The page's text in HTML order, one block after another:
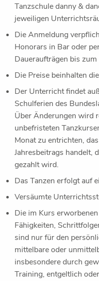
Tanzschule danny &
jeweiligen
Die Anmeldung
Honorars in Bar oder
Daueraufträgen bis
Die Preise beinhalten
Der Unterricht findet
Schulferien des
Über Änderungen wird
unbefristeten
Monat zu entrichten,
Jahresbeitrags handelt,
gezahlt wird.
Das Tanzen erfolgt auf
Versäumte
Die im Kurs
Fähigkeiten,
sind nur für den
mittelbare oder
insbesondere durch
Training, entgeltlich